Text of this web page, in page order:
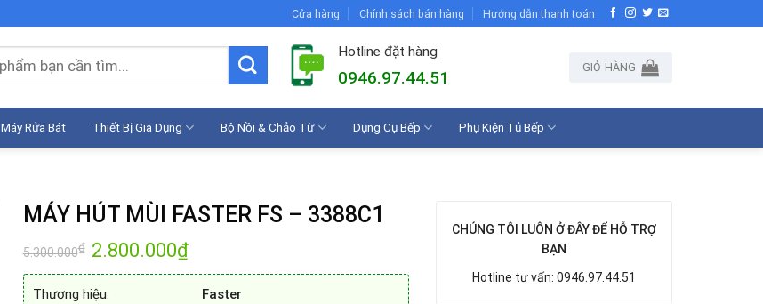
Cửa hàng Chính sách bán hàng Hướng dẫn thanh toán
Hotline đặt hàng
0946.97.44.51
GIỎ HÀNG
Máy Rửa Bát Thiết Bị Gia Dụng Bộ Nồi & Chảo Từ Dụng Cụ Bếp Phụ Kiện Tủ Bếp
MÁY HÚT MÙI FASTER FS – 3388C1
5.300.000₫ Giá
gốc
là:
2.800.000₫Giá
hiện
tại
2.800.000₫.
Thương hiệu:
Faster
CHÚNG TÔI LUÔN Ở ĐÂY ĐỂ HỖ TRỢ
BẠN
Hotline tư vấn: 0946.97.44.51